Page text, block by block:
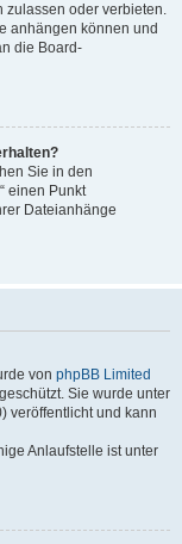
zulassen oder verbieten.
anhängen können und
die Board-
Sie in den
einen Punkt
Dateianhänge
von phpBB Limited
Sie wurde unter
veröffentlicht und kann
Anlaufstelle ist unter